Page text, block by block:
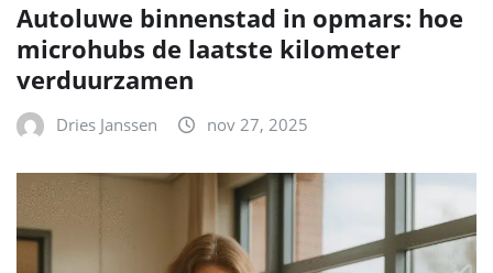
Autoluwe binnenstad in opmars: hoe
microhubs de laatste kilometer
verduurzamen
Dries Janssen nov 27, 2025